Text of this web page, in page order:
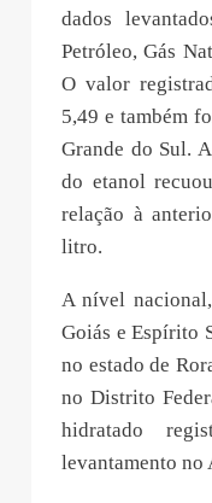
dados
Petróleo, Gás
O valor
5,49 e também
Grande do Sul.
do etanol
relação à
litro.
A nível
Goiás e Espírito
no estado de
no Distrito
hidratado
levantamento no